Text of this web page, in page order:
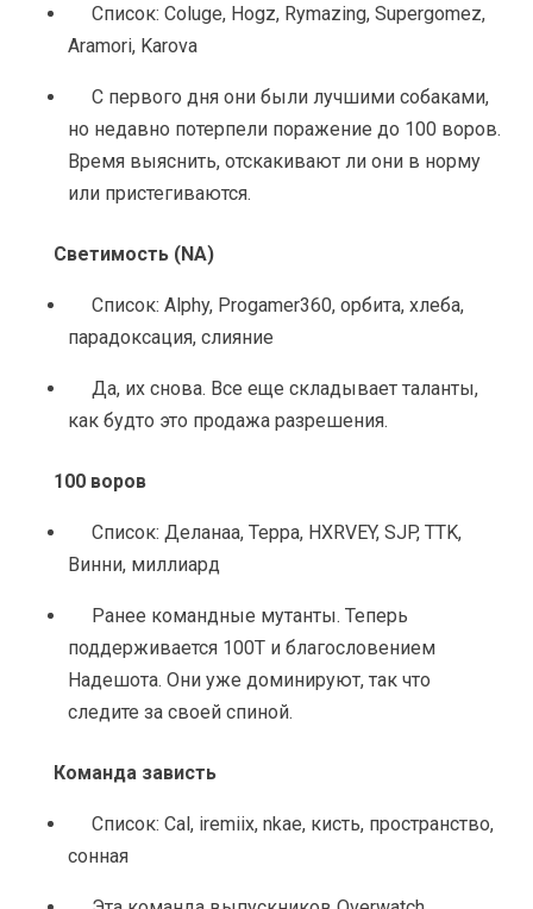
Список: Coluge, Hogz, Rymazing, Supergomez,
Aramori, Karova
С первого дня они были лучшими собаками,
но недавно потерпели поражение до 100 воров.
Время выяснить, отскакивают ли они в норму
или пристегиваются.
Светимость (NA)
Список: Alphy, Progamer360, орбита, хлеба,
парадоксация, слияние
Да, их снова. Все еще складывает таланты,
как будто это продажа разрешения.
100 воров
Список: Деланаа, Терра, HXRVEY, SJP, TTK,
Винни, миллиард
Ранее командные мутанты. Теперь
поддерживается 100T и благословением
Надешота. Они уже доминируют, так что
следите за своей спиной.
Команда зависть
Список: Cal, iremiix, nkae, кисть, пространство,
сонная